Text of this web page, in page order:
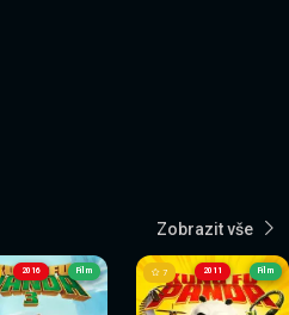
Zobrazit vše
2016 Film 2011
7 Film